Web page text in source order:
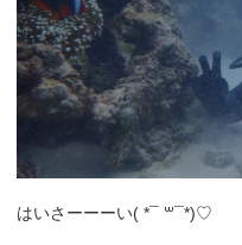
はいさーーーい( *¯ ꒳¯*)♡